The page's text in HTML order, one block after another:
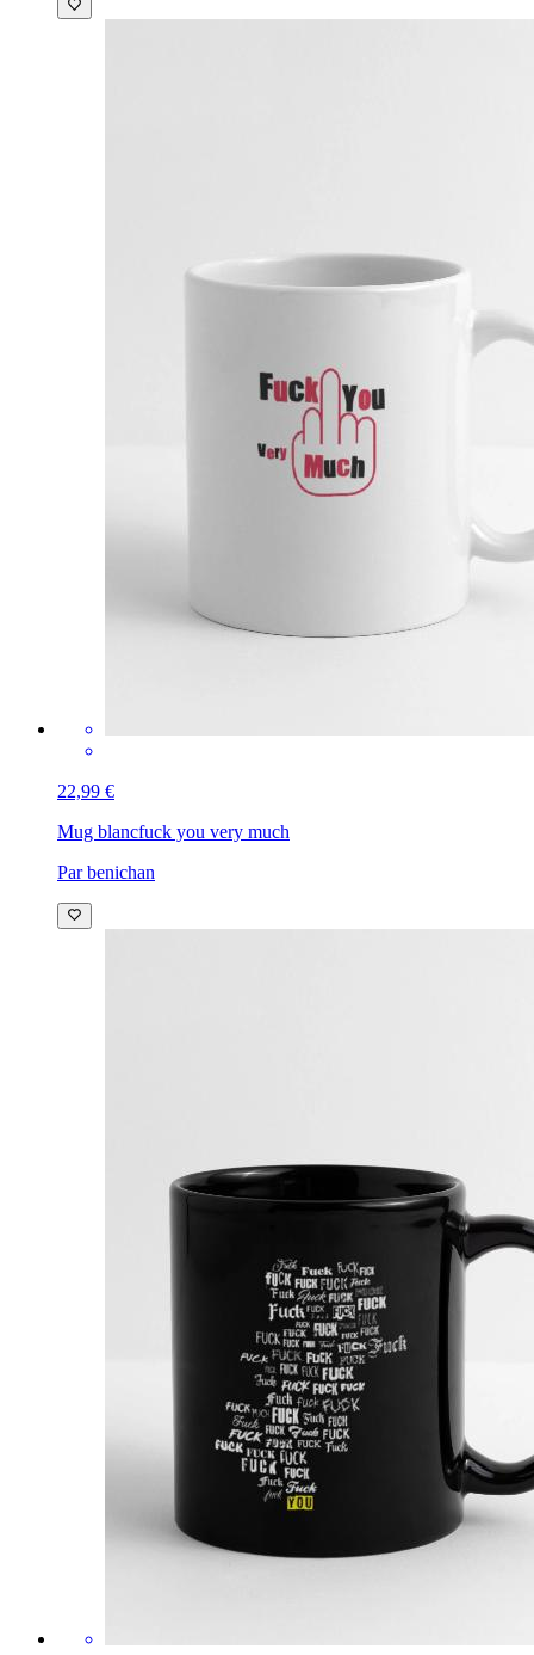
22,99 €
Mug blancfuck you very much
Par benichan